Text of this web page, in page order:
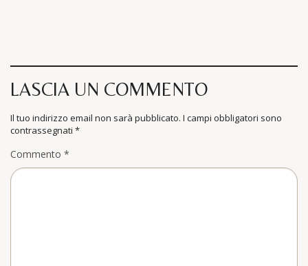
LASCIA UN COMMENTO
Il tuo indirizzo email non sarà pubblicato. I campi obbligatori sono
contrassegnati *
Commento *